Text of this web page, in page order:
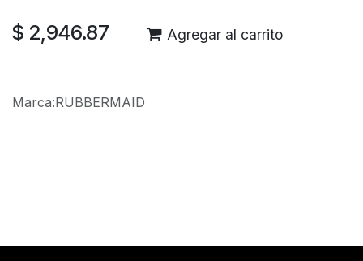
$ 2,946.87 Agregar al carrito
Marca:RUBBERMAID